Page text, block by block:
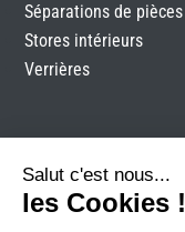
Séparations de pièces
Stores intérieurs
Verrières
Salut c'est nous...
les Cookies !